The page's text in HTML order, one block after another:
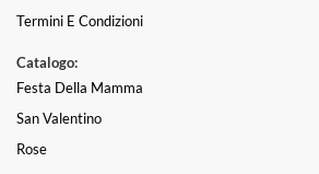
Termini E Condizioni
Catalogo:
Festa Della Mamma
San Valentino
Rose